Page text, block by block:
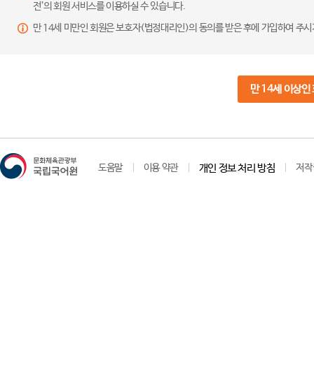
전’의 회원 서비스를 이용하실 수 있습니다.
만 14세 미만인 회원은 보호자(법정대리인)의 동의를 받은 후에 가입하여 주
만 14세 이상인
도움말 이용 약관 개인 정보 처리 방침 저